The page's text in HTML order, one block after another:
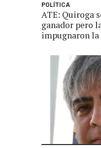
POLÍTICA
ATE: Quiroga
ganador pero
impugnaron la